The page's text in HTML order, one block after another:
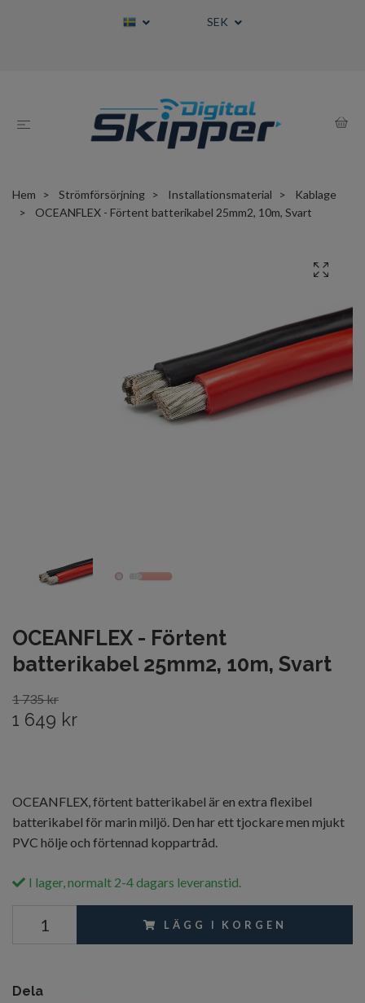
SEK
Hem Strömförsörjning Installationsmaterial
Kablage
OCEANFLEX - Förtent batterikabel 25mm2, 10m, Svart
OCEANFLEX - Förtent
batterikabel 25mm2, 10m, Svart
1 735 kr
1 649 kr
OCEANFLEX, förtent batterikabel är en extra flexibel
batterikabel för marin miljö. Den har ett tjockare men mjukt
PVC hölje och förtennad koppartråd.
I lager, normalt 2-4 dagars leveranstid.
LÄGG I KORGEN
Dela